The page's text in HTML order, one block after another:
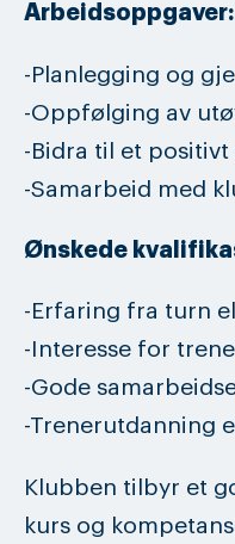
Arbeidsoppgaver:
-Planlegging og
-Oppfølging av
-Bidra til et
-Samarbeid med
Ønskede
-Erfaring fra turn
-Interesse for
-Gode
-Trenerutdanning
Klubben tilbyr et
kurs og